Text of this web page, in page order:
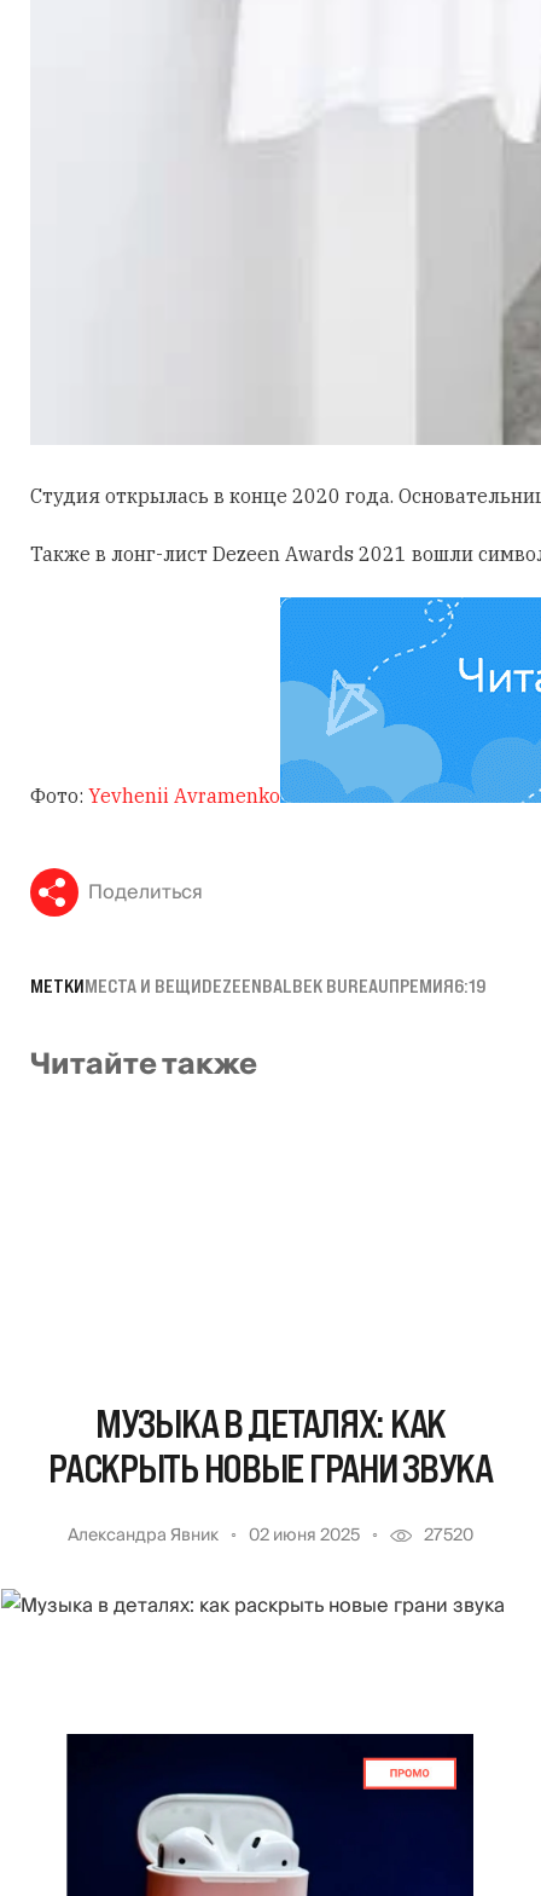
Студия открылась в конце 2020 года.
Также в лонг-лист Dezeen Awards 2021 вошли
Фото: Yevhenii Avramenko
Поделиться
МЕТКИМЕСТА И ВЕЩИDEZEENBALBEK BUREAUПРЕМИЯ6:19
Читайте также
МУЗЫКА В ДЕТАЛЯХ: КАК
РАСКРЫТЬ НОВЫЕ ГРАНИ ЗВУКА
Александра Явник 02 июня 2025 27520